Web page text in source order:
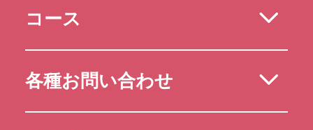
コース
各種お問い合わせ